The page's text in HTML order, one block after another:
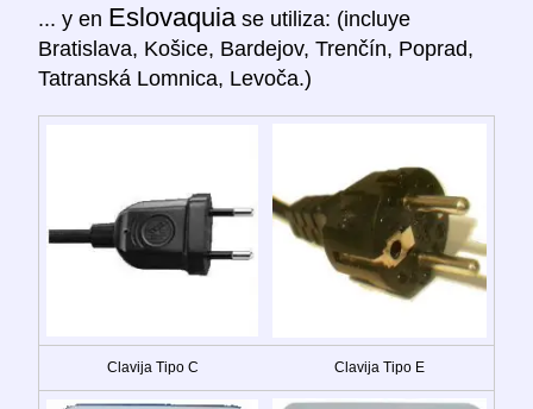
... y en Eslovaquia se utiliza: (incluye
Bratislava, Košice, Bardejov, Trenčín, Poprad,
Tatranská Lomnica, Levoča.)
Clavija Tipo C Clavija Tipo E